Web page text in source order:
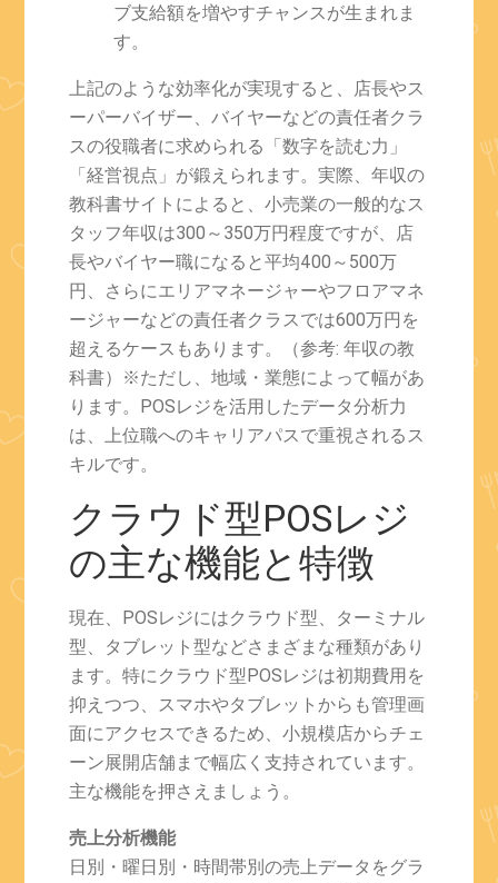
ブ支給額を増やすチャンスが生まれま
す。
上記のような効率化が実現すると、店長やス
ーパーバイザー、バイヤーなどの責任者クラ
スの役職者に求められる「数字を読む力」
「経営視点」が鍛えられます。実際、年収の
教科書サイトによると、小売業の一般的なス
タッフ年収は300～350万円程度ですが、店
長やバイヤー職になると平均400～500万
円、さらにエリアマネージャーやフロアマネ
ージャーなどの責任者クラスでは600万円を
超えるケースもあります。（参考: 年収の教
科書）※ただし、地域・業態によって幅があ
ります。POSレジを活用したデータ分析力
は、上位職へのキャリアパスで重視されるス
キルです。
クラウド型POSレジ
の主な機能と特徴
現在、POSレジにはクラウド型、ターミナル
型、タブレット型などさまざまな種類があり
ます。特にクラウド型POSレジは初期費用を
抑えつつ、スマホやタブレットからも管理画
面にアクセスできるため、小規模店からチェ
ーン展開店舗まで幅広く支持されています。
主な機能を押さえましょう。
売上分析機能
日別・曜日別・時間帯別の売上データをグラ